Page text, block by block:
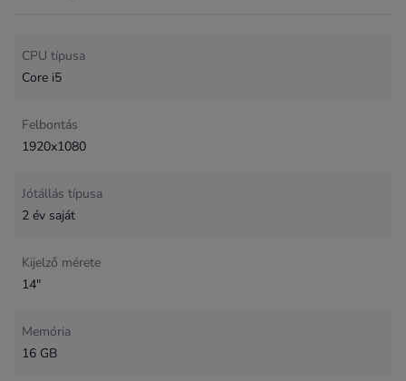
CPU típusa
Core i5
Felbontás
1920x1080
Jótállás típusa
2 év saját
Kijelző mérete
14"
Memória
16 GB